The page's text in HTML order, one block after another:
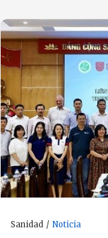
Sanidad Noticia